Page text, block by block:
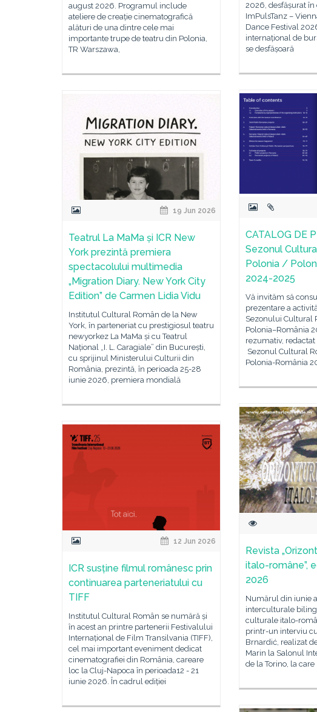
august 2026. Programul include
ateliere de creație cinematografică
alături de una dintre cele mai
importante trupe de teatru din Polonia,
TR Warszawa,
2026, desfășurat
ImPulsTanz –
Dance Festival
internațional de
se desfășoară
CATALOG DE
Sezonul
Polonia /
2024-2025
Vă invităm să
prezentare a
Sezonului Cultural
Polonia–România
rezumativ,
Sezonul Cultural
Polonia-România
19 Jun 2026
Teatrul La MaMa și ICR New
York prezintă premiera
spectacolului multimedia
„Migration Diary. New York City
Edition” de Carmen Lidia Vidu
Institutul Cultural Român de la New
York, în parteneriat cu prestigiosul teatru
newyorkez La MaMa și cu Teatrul
Național „I. L. Caragiale” din București,
cu sprijinul Ministerului Culturii din
România, prezintă, în perioada 25-28
iunie 2026, premiera mondială
Revista
italo-române”,
2026
Numărul din iunie
interculturale
culturale italo-
printr-un interviu
Brnardić, realizat
Marin la Salonul
de la Torino, la
12 Jun 2026
ICR susține filmul românesc prin
continuarea parteneriatului cu
TIFF
Institutul Cultural Român se numără și
în acest an printre partenerii Festivalului
Internațional de Film Transilvania (TIFF),
cel mai important eveniment dedicat
cinematografiei din România, careare
loc la Cluj-Napoca în perioada12 - 21
iunie 2026. În cadrul ediției